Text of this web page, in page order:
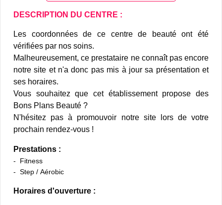
DESCRIPTION DU CENTRE :
Les coordonnées de ce centre de beauté ont été
vérifiées par nos soins.
Malheureusement, ce prestataire ne connaît pas encore
notre site et n'a donc pas mis à jour sa présentation et
ses horaires.
Vous souhaitez que cet établissement propose des
Bons Plans Beauté ?
N'hésitez pas à promouvoir notre site lors de votre
prochain rendez-vous !
Prestations :
Fitness
Step / Aérobic
Horaires d'ouverture :